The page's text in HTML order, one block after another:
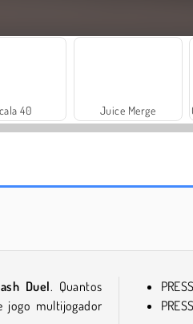
40 Juice Merge
Duel. Quantos
jogo multijogador